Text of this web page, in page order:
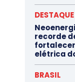
recorde
elétrica
BRASIL